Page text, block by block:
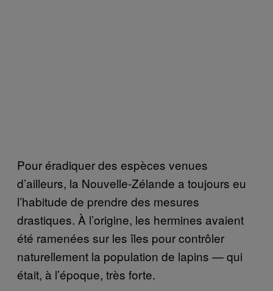
Pour éradiquer des espèces venues
d’ailleurs, la Nouvelle-Zélande a toujours eu
l’habitude de prendre des mesures
drastiques. À l’origine, les hermines avaient
été ramenées sur les îles pour contrôler
naturellement la population de lapins — qui
était, à l’époque, très forte.